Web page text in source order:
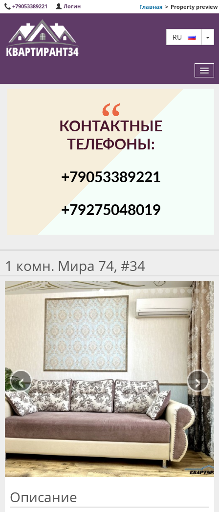
+79053389221 Логин Главная > Property preview
RU
ИЗБРАННЫЕ КВАРТИРЫ
КАРТА САЙТА
КОНТАКТЫ
КОНТАКТНЫЕ
ТЕЛЕФОНЫ:
+79053389221
+79275048019
1 комн. Мира 74, #34
‹ ›
Описание